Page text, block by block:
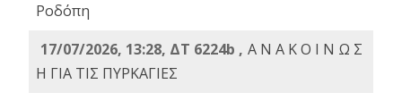
Ροδόπη
17/07/2026, 13:28, ΔΤ 6224b , Α Ν Α Κ Ο Ι Ν Ω Σ
Η ΓΙΑ ΤΙΣ ΠΥΡΚΑΓΙΕΣ